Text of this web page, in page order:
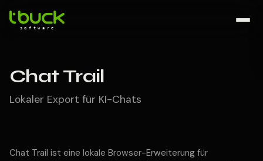
Chat Trail
Lokaler Export für KI-Chats
Chat Trail ist eine lokale Browser-Erweiterung für